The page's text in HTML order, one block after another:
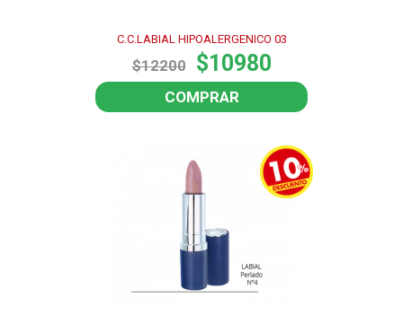
C.C.LABIAL HIPOALERGENICO 03
$12200 $10980
COMPRAR